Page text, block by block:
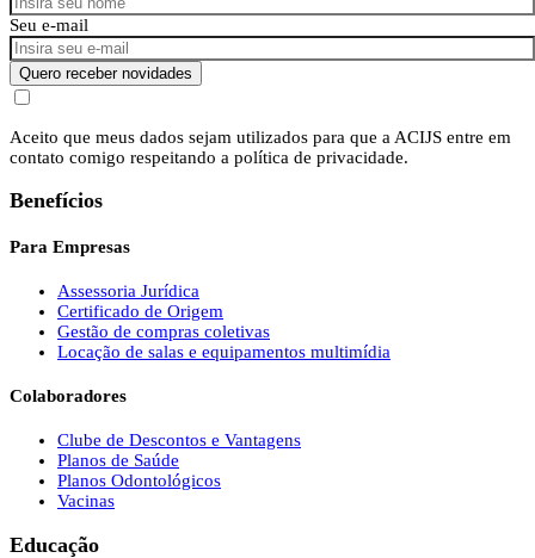
Seu e-mail
Quero receber novidades
Aceito que meus dados sejam utilizados para que a ACIJS entre em
contato comigo respeitando a política de privacidade.
Benefícios
Para Empresas
Assessoria Jurídica
Certificado de Origem
Gestão de compras coletivas
Locação de salas e equipamentos multimídia
Colaboradores
Clube de Descontos e Vantagens
Planos de Saúde
Planos Odontológicos
Vacinas
Educação